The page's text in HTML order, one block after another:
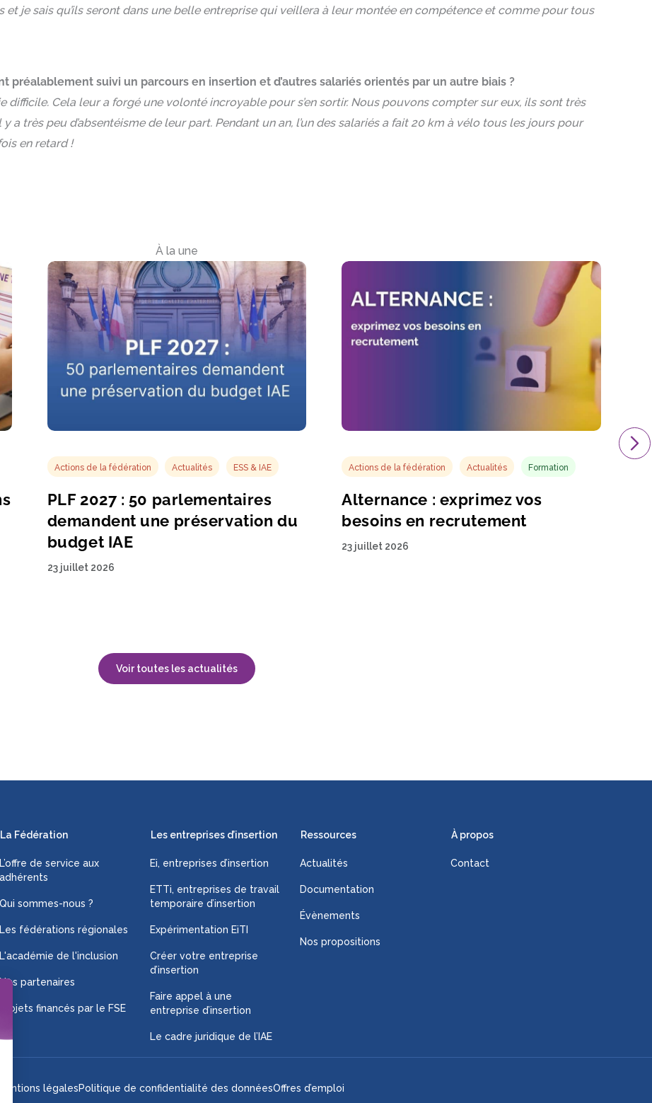
et je sais qu’ils seront dans une belle entreprise qui veillera à leur montée en compétence et comme pour tous
préalablement suivi un parcours en insertion et d’autres salariés orientés par un autre biais ?
difficile. Cela leur a forgé une volonté incroyable pour s’en sortir. Nous pouvons compter sur eux, ils sont très
a très peu d’absentéisme de leur part. Pendant un an, l’un des salariés a fait 20 km à vélo tous les jours pour
en retard !
À la une
Actions de la fédération Actualités ESS & IAE
PLF 2027 : 50 parlementaires
demandent une préservation du
budget IAE
23 juillet 2026
Actions de la fédération Actualités Formation
Alternance : exprimez vos
besoins en recrutement
23 juillet 2026
Voir toutes les actualités
La Fédération
L’offre de service aux
adhérents
Qui sommes-nous ?
Les fédérations régionales
L'académie de l'inclusion
Nos partenaires
Projets financés par le FSE
Les entreprises d’insertion
Ei, entreprises d’insertion
ETTi, entreprises de travail
temporaire d’insertion
Expérimentation EiTI
Créer votre entreprise
d’insertion
Faire appel à une
entreprise d’insertion
Le cadre juridique de l’IAE
Ressources
Actualités
Documentation
Évènements
Nos propositions
À propos
Contact
Mentions légalesPolitique de confidentialité des donnéesOffres d’emploi